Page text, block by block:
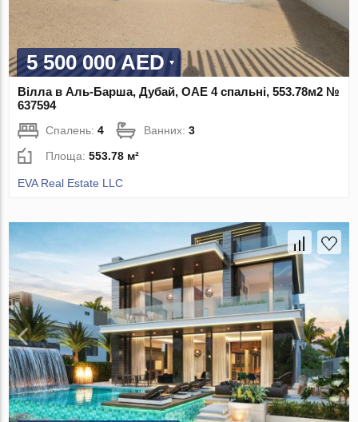
5 500 000 AED
Вілла в Аль-Барша, Дубай, ОАЕ 4 спальні, 553.78м2 №
637594
Спалень:4 Ванних:3
Площа:553.78 м²
EVA Real Estate LLC